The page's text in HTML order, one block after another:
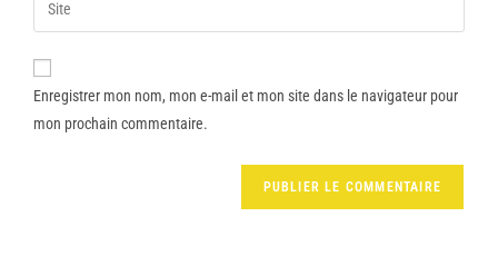
Enregistrer mon nom, mon e-mail et mon site dans le navigateur pour
mon prochain commentaire.